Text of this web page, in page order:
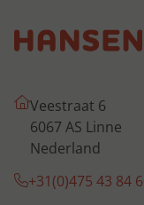
Veestraat 6
6067 AS Linne
Nederland
+31(0)475 43 84